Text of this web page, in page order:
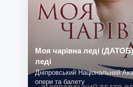
Моя чарівна леді
леді
Дніпровський Національний
опери та балету